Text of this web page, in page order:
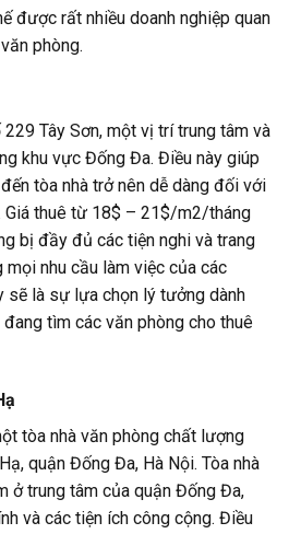
được rất nhiều doanh nghiệp quan
phòng.
Tây Sơn, một vị trí trung tâm và
khu vực Đống Đa. Điều này giúp
tòa nhà trở nên dễ dàng đối với
Giá thuê từ 18$ – 21$/m2/tháng
bị đầy đủ các tiện nghi và trang
nhu cầu làm việc của các
sẽ là sự lựa chọn lý tưởng dành
tìm các văn phòng cho thuê
tòa nhà văn phòng chất lượng
quận Đống Đa, Hà Nội. Tòa nhà
ở trung tâm của quận Đống Đa,
và các tiện ích công cộng. Điều